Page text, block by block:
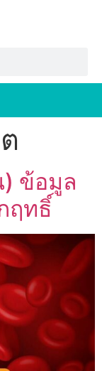
) ข้อมูล
ฤทธิ์